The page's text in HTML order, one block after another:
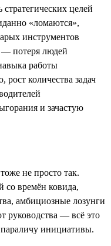
стратегических целей
«ломаются»,
инструментов
— потеря людей
работы
количества задач
и зачастую
не просто так.
со времён ковида,
амбициозные лозунги
руководства — всё это
инициативы.